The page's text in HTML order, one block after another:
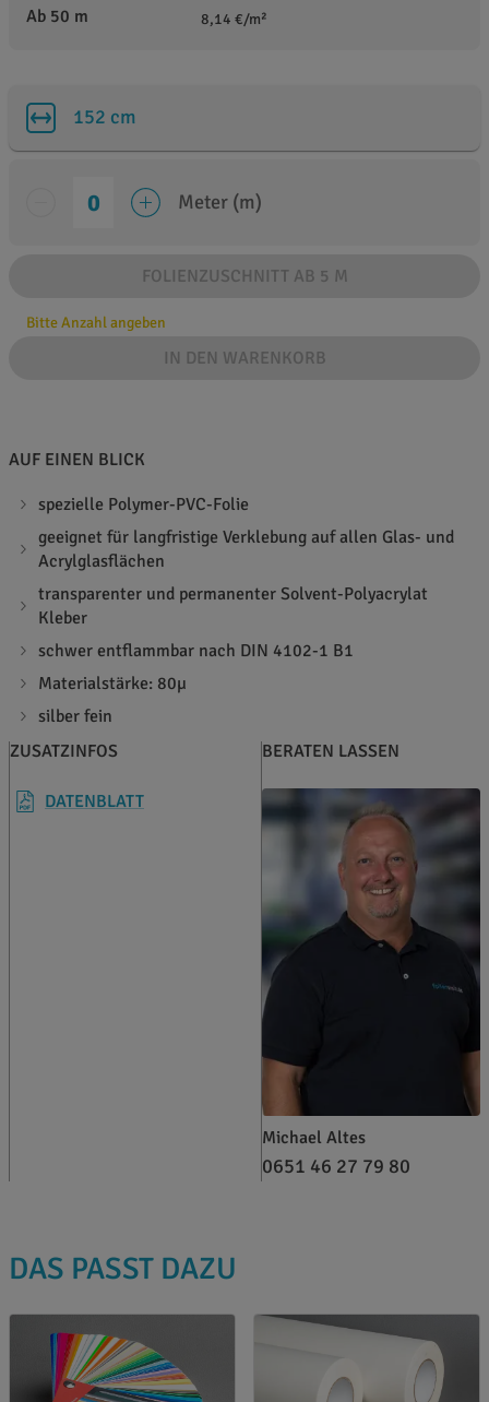
Ab 50 m 8,14 €/m²
152 cm
Meter (m)
FOLIENZUSCHNITT AB 5 M
Bitte Anzahl angeben
IN DEN WARENKORB
AUF EINEN BLICK
spezielle Polymer-PVC-Folie
geeignet für langfristige Verklebung auf allen Glas- und
Acrylglasflächen
transparenter und permanenter Solvent-Polyacrylat
Kleber
schwer entflammbar nach DIN 4102-1 B1
Materialstärke: 80µ
silber fein
ZUSATZINFOS
DATENBLATT
BERATEN LASSEN
Michael Altes
0651 46 27 79 80
DAS PASST DAZU